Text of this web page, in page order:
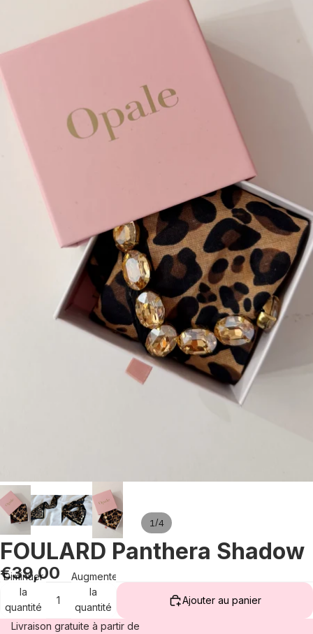
1 /4
FOULARD Panthera Shadow
€39,00
Diminuer
la
quantité
Augmenter
la
quantité
Ajouter au panier
Livraison gratuite à partir de